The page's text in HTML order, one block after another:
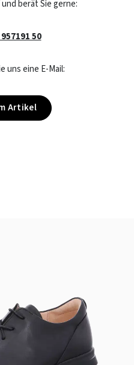
berät Sie gerne:
50
uns eine E-Mail:
Artikel